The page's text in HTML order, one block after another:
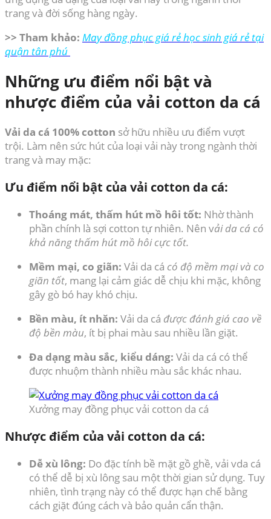
trang và đời sống hàng ngày.
>> Tham khảo: May đồng phục giá rẻ học sinh giá rẻ tại
quận tân phú
Những ưu điểm nổi bật và
nhược điểm của vải cotton da cá
Vải da cá 100% cotton sở hữu nhiều ưu điểm vượt
trội. Làm nên sức hút của loại vải này trong ngành thời
trang và may mặc:
Ưu điểm nổi bật của vải cotton da cá:
Thoáng mát, thấm hút mồ hôi tốt: Nhờ thành
phần chính là sợi cotton tự nhiên. Nên vải da cá có
khả năng thấm hút mồ hôi cực tốt.
Mềm mại, co giãn: Vải da cá có độ mềm mại và co
giãn tốt, mang lại cảm giác dễ chịu khi mặc, không
gây gò bó hay khó chịu.
Bền màu, ít nhăn: Vải da cá được đánh giá cao về
độ bền màu, ít bị phai màu sau nhiều lần giặt.
Đa dạng màu sắc, kiểu dáng: Vải da cá có thể
được nhuộm thành nhiều màu sắc khác nhau.
Xưởng may đồng phục vải cotton da cá
Nhược điểm của vải cotton da cá:
Dễ xù lông: Do đặc tính bề mặt gồ ghề, vải vda cá
có thể dễ bị xù lông sau một thời gian sử dụng. Tuy
nhiên, tình trạng này có thể được hạn chế bằng
cách giặt đúng cách và bảo quản cẩn thận.